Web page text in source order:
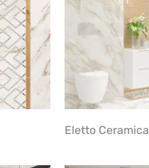
Eletto Ceramica